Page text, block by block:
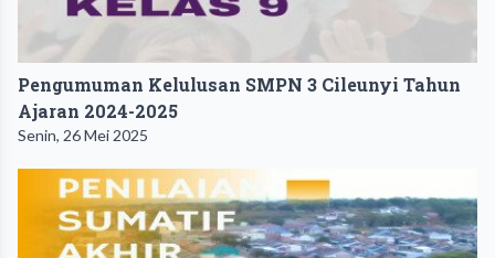
Pengumuman Kelulusan SMPN 3 Cileunyi Tahun
Ajaran 2024-2025
Senin, 26 Mei 2025